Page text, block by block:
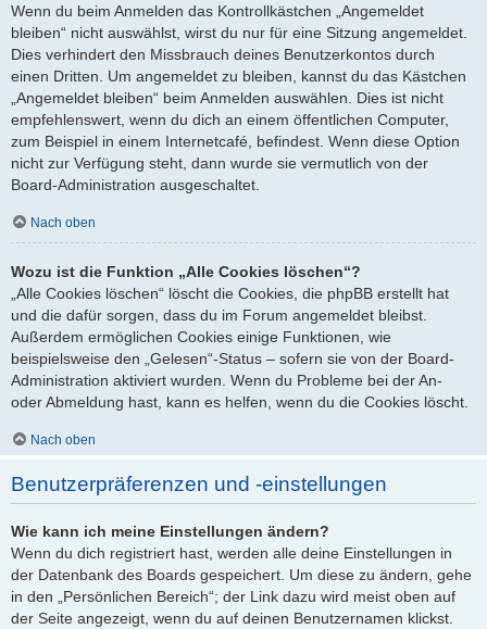
Wenn du beim Anmelden das Kontrollkästchen „Angemeldet
bleiben“ nicht auswählst, wirst du nur für eine Sitzung angemeldet.
Dies verhindert den Missbrauch deines Benutzerkontos durch
einen Dritten. Um angemeldet zu bleiben, kannst du das Kästchen
„Angemeldet bleiben“ beim Anmelden auswählen. Dies ist nicht
empfehlenswert, wenn du dich an einem öffentlichen Computer,
zum Beispiel in einem Internetcafé, befindest. Wenn diese Option
nicht zur Verfügung steht, dann wurde sie vermutlich von der
Board-Administration ausgeschaltet.
Nach oben
Wozu ist die Funktion „Alle Cookies löschen“?
„Alle Cookies löschen“ löscht die Cookies, die phpBB erstellt hat
und die dafür sorgen, dass du im Forum angemeldet bleibst.
Außerdem ermöglichen Cookies einige Funktionen, wie
beispielsweise den „Gelesen“-Status – sofern sie von der Board-
Administration aktiviert wurden. Wenn du Probleme bei der An-
oder Abmeldung hast, kann es helfen, wenn du die Cookies löscht.
Nach oben
Benutzerpräferenzen und -einstellungen
Wie kann ich meine Einstellungen ändern?
Wenn du dich registriert hast, werden alle deine Einstellungen in
der Datenbank des Boards gespeichert. Um diese zu ändern, gehe
in den „Persönlichen Bereich“; der Link dazu wird meist oben auf
der Seite angezeigt, wenn du auf deinen Benutzernamen klickst.